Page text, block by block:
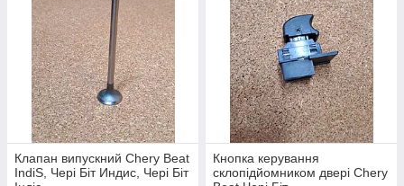
Клапан випускний Chery Beat
IndiS, Чері Біт Индис, Чері Біт
Кнопка керування
склопідйомником двері Chery